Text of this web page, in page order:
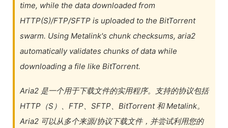
time, while the data downloaded from
HTTP(S)/FTP/SFTP is uploaded to the BitTorrent
swarm. Using Metalink's chunk checksums, aria2
automatically validates chunks of data while
downloading a file like BitTorrent.
Aria2 是一个用于下载文件的实用程序。支持的协议包括
HTTP（S）、FTP、SFTP、BitTorrent 和 Metalink。
Aria2 可以从多个来源/协议下载文件，并尝试利用您的